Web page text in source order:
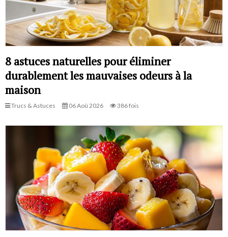
8 astuces naturelles pour éliminer
durablement les mauvaises odeurs à la
maison
Trucs & Astuces 06 Aoû 2026 386 fois